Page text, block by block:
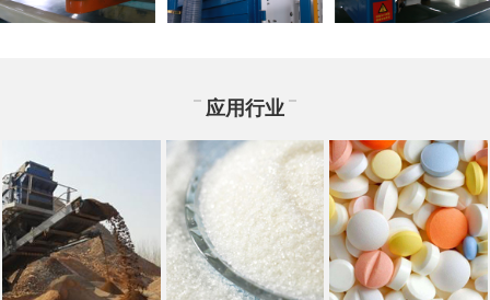
应用行业